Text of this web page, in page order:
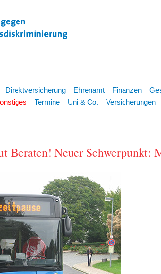
Direktversicherung Ehrenamt Finanzen
Termine Uni & Co. Versicherungen
Beraten! Neuer Schwerpunkt: